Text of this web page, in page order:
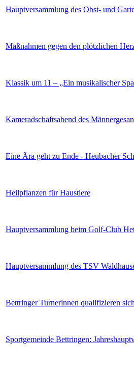
Hauptversammlung des Obst- und
Maßnahmen gegen den plötzlichen
Klassik um 11 – „Ein musikalischer
Kameradschaftsabend des
Eine Ära geht zu Ende - Heubacher
Heilpflanzen für Haustiere
Hauptversammlung beim Golf-Club
Hauptversammlung des TSV
Bettringer Turnerinnen qualifizieren
Sportgemeinde Bettringen: